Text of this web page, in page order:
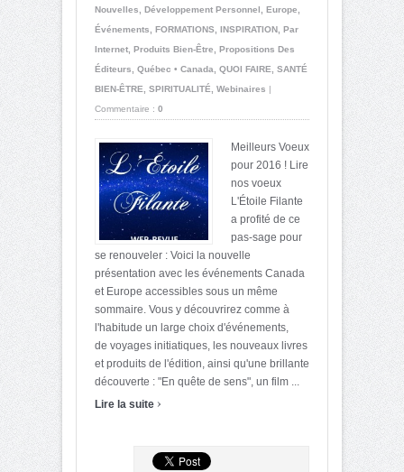
Nouvelles
Développement Personnel Europe
Événements
FORMATIONS INSPIRATION Par
Internet Produits Bien-Être
Propositions Des
Éditeurs
Québec • Canada QUOI FAIRE
SANTÉ
BIEN-ÊTRE
SPIRITUALITÉ Webinaires |
Commentaire : 0
Meilleurs Voeux
pour 2016 ! Lire
nos voeux
L'Étoile Filante
a profité de ce
pas-sage pour
se renouveler : Voici la nouvelle
présentation avec les événements Canada
et Europe accessibles sous un même
sommaire. Vous y découvrirez comme à
l'habitude un large choix d'événements,
de voyages initiatiques, les nouveaux livres
et produits de l'édition, ainsi qu'une brillante
découverte : "En quête de sens", un film ...
Lire la suite ›